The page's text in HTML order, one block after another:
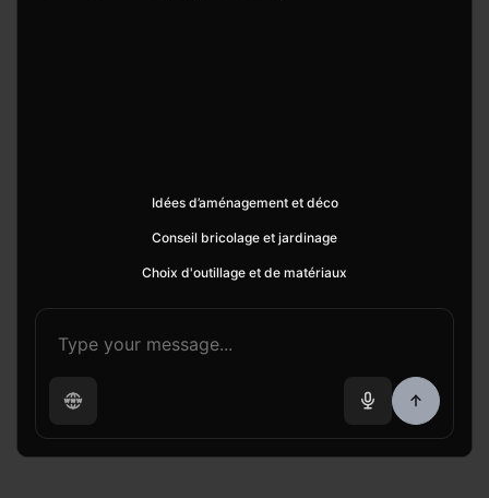
Idées d’aménagement et déco
Conseil bricolage et jardinage
Choix d'outillage et de matériaux